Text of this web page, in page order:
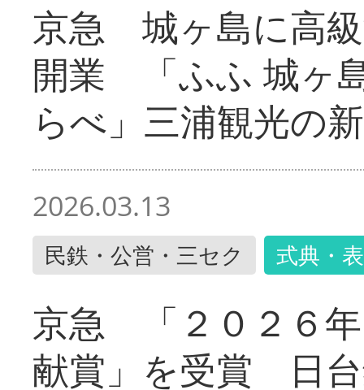
京急 城ヶ島に高
開業 「ふふ 城ヶ
らべ」三浦観光の
2026.03.13
民鉄・公営・三セク 式典・
京急 「２０２６
献賞」を受賞 日